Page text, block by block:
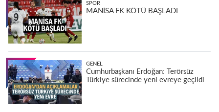
SPOR
MANİSA FK KÖTÜ BAŞLADI
GENEL
Cumhurbaşkanı Erdoğan: Terörsüz
Türkiye sürecinde yeni evreye geçildi